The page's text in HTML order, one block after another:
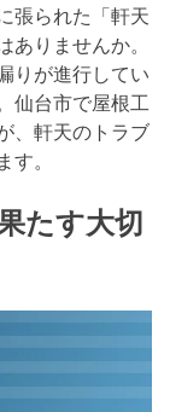
張られた「軒天
ありませんか。
りが進行してい
仙台市で屋根工
、軒天のトラブ
。
たす大切